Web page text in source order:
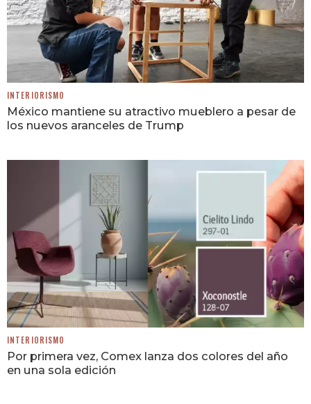
INTERIORISMO
México mantiene su atractivo mueblero a pesar de
los nuevos aranceles de Trump
INTERIORISMO
Por primera vez, Comex lanza dos colores del año
en una sola edición